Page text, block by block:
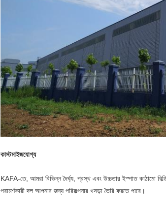
কাস্টমাইজযোগ্য
KAFA-তে, আমরা বিভিন্ন দৈর্ঘ্য, প্রস্থ এবং উচ্চতার ইস্পাত কাঠামো
পরামর্শকারী দল আপনার জন্য পরিকল্পনার খসড়া তৈরি করতে পারে।